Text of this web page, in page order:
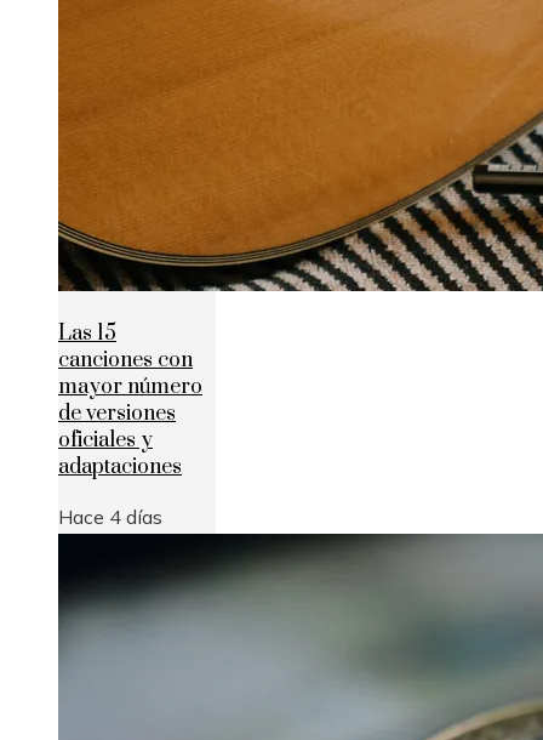
Las 15
canciones con
mayor número
de versiones
oficiales y
adaptaciones
Hace 4 días